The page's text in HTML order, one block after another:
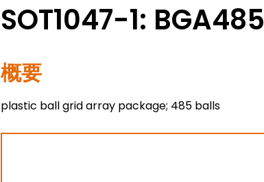
SOT1047-1: BGA485
概要
plastic ball grid array package; 485 balls